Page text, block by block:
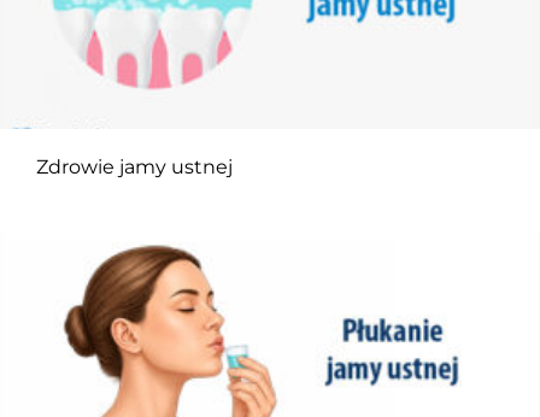
Zdrowie jamy ustnej